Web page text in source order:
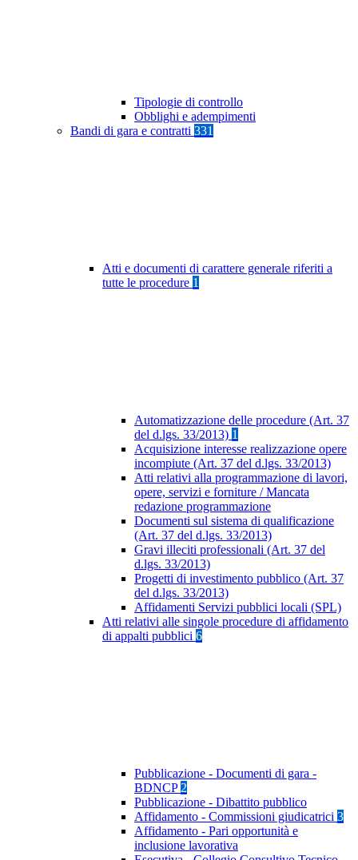
Tipologie di controllo
Obblighi e adempimenti
Bandi di gara e contratti 331
Atti e documenti di carattere generale riferiti a
tutte le procedure 1
Automatizzazione delle procedure (Art. 37
del d.lgs. 33/2013) 1
Acquisizione interesse realizzazione opere
incompiute (Art. 37 del d.lgs. 33/2013)
Atti relativi alla programmazione di lavori,
opere, servizi e forniture / Mancata
redazione programmazione
Documenti sul sistema di qualificazione
(Art. 37 del d.lgs. 33/2013)
Gravi illeciti professionali (Art. 37 del
d.lgs. 33/2013)
Progetti di investimento pubblico (Art. 37
del d.lgs. 33/2013)
Affidamenti Servizi pubblici locali (SPL)
Atti relativi alle singole procedure di affidamento
di appalti pubblici 6
Pubblicazione - Documenti di gara -
BDNCP 2
Pubblicazione - Dibattito pubblico
Affidamento - Commissioni giudicatrici 3
Affidamento - Pari opportunità e
inclusione lavorativa